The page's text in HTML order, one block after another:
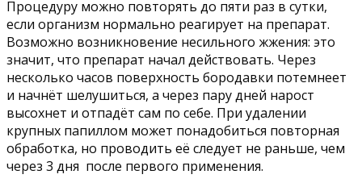
Процедуру можно повторять до пяти раз в сутки,
если организм нормально реагирует на препарат.
Возможно возникновение несильного жжения: это
значит, что препарат начал действовать. Через
несколько часов поверхность бородавки потемнеет
и начнёт шелушиться, а через пару дней нарост
высохнет и отпадёт сам по себе. При удалении
крупных папиллом может понадобиться повторная
обработка, но проводить её следует не раньше, чем
через 3 дня после первого применения.